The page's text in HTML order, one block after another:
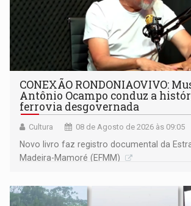
CONEXÃO RONDONIAOVIVO:
Antônio Ocampo conduz a
ferrovia desgovernada
Cultura 08 de Agosto de 2026 às 09:05
Novo livro faz registro documental da
Madeira-Mamoré (EFMM)